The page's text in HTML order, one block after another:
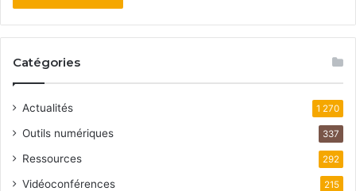
Catégories
Actualités 1 270
Outils numériques 337
Ressources 292
Vidéoconférences 215